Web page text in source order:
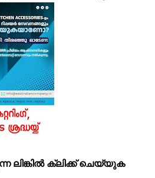
ലിങ്കിൽ ക്ലിക്ക് ചെയ്യുക